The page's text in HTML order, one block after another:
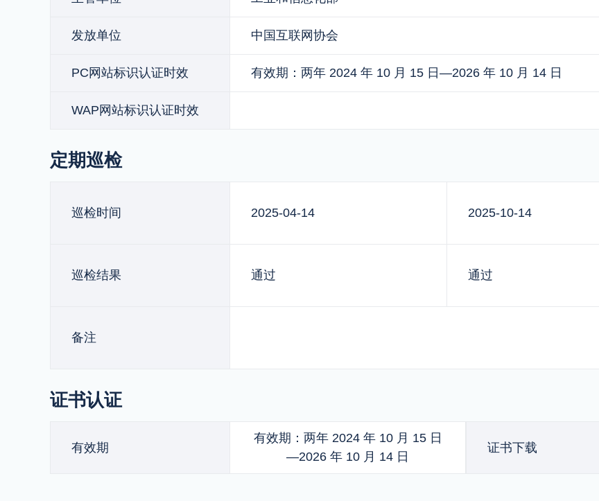
发放单位 中国互联网协会
PC网站标识认证时效 有效期：两年 2024 年 10 月 15 日—2026 年 10 月 14 日
WAP网站标识认证时效
定期巡检
巡检时间 2025-04-14 2025-10-14
巡检结果 通过 通过
备注
证书认证
有效期
有效期：两年 2024 年 10 月 15 日
—2026 年 10 月 14 日
证书下载